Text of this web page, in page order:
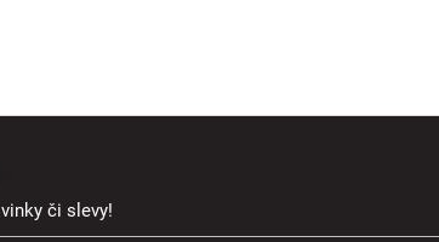
či slevy!